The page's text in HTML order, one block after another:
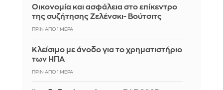
Οικονομία και ασφάλεια στο επίκεντρο
της συζήτησης Ζελένσκι- Βούτσιτς
ΠΡΙΝ ΑΠΌ 1 ΜΈΡΑ
Κλείσιμο με άνοδο για το χρηματιστήριο
των ΗΠΑ
ΠΡΙΝ ΑΠΌ 1 ΜΈΡΑ